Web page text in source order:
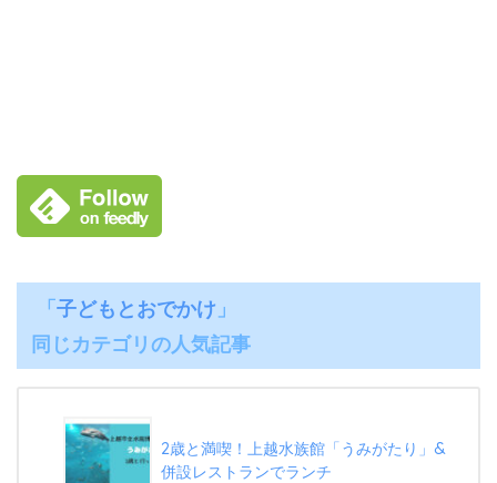
「子どもとおでかけ 」
同じカテゴリの人気記事
2歳と満喫！上越水族館「うみがたり」&
併設レストランでランチ